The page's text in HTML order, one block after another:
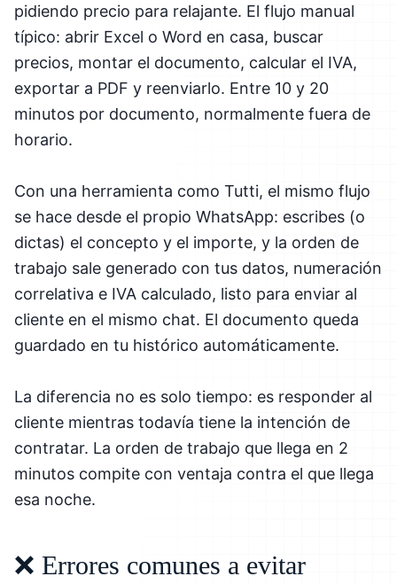
pidiendo precio para relajante. El flujo manual
típico: abrir Excel o Word en casa, buscar
precios, montar el documento, calcular el IVA,
exportar a PDF y reenviarlo. Entre 10 y 20
minutos por documento, normalmente fuera de
horario.
Con una herramienta como Tutti, el mismo flujo
se hace desde el propio WhatsApp: escribes (o
dictas) el concepto y el importe, y la orden de
trabajo sale generado con tus datos, numeración
correlativa e IVA calculado, listo para enviar al
cliente en el mismo chat. El documento queda
guardado en tu histórico automáticamente.
La diferencia no es solo tiempo: es responder al
cliente mientras todavía tiene la intención de
contratar. La orden de trabajo que llega en 2
minutos compite con ventaja contra el que llega
esa noche.
❌ Errores comunes a evitar